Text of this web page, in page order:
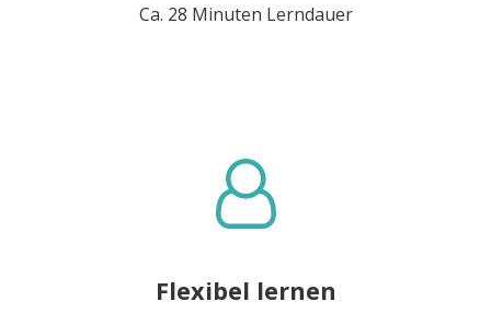
Ca. 28 Minuten Lerndauer
Flexibel lernen